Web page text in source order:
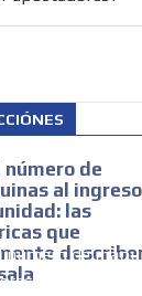
número de
al ingreso
las
que